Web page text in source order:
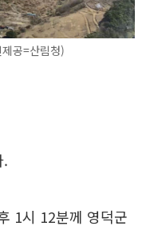
공=산림청)
.
1시 12분께 영덕군